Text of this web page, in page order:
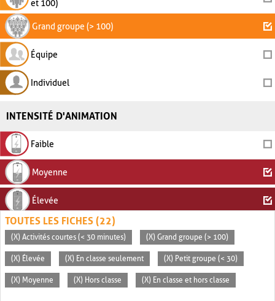
et 100)
Grand groupe (> 100)
Équipe
Individuel
INTENSITÉ D'ANIMATION
Faible
Moyenne
Élevée
TOUTES LES FICHES (22)
(X) Activités courtes (< 30 minutes) (X) Grand groupe (> 100)
(X) Élevée (X) En classe seulement (X) Petit groupe (< 30)
(X) Moyenne (X) Hors classe (X) En classe et hors classe